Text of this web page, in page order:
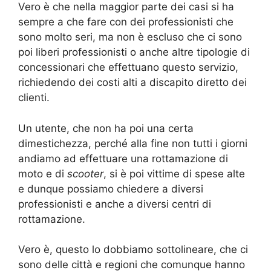
Vero è che nella maggior parte dei casi si ha
sempre a che fare con dei professionisti che
sono molto seri, ma non è escluso che ci sono
poi liberi professionisti o anche altre tipologie di
concessionari che effettuano questo servizio,
richiedendo dei costi alti a discapito diretto dei
clienti.
Un utente, che non ha poi una certa
dimestichezza, perché alla fine non tutti i giorni
andiamo ad effettuare una rottamazione di
moto e di scooter, si è poi vittime di spese alte
e dunque possiamo chiedere a diversi
professionisti e anche a diversi centri di
rottamazione.
Vero è, questo lo dobbiamo sottolineare, che ci
sono delle città e regioni che comunque hanno